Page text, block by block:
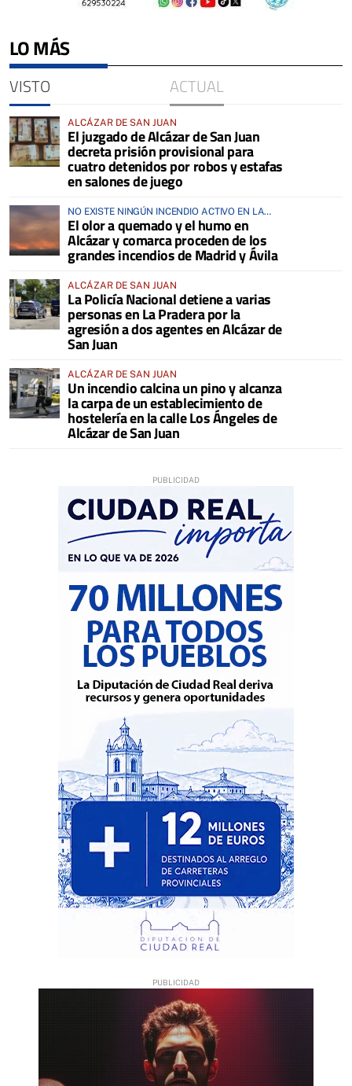
LO MÁS
VISTO ACTUAL
ALCÁZAR DE SAN JUAN
El juzgado de Alcázar de San Juan
decreta prisión provisional para
cuatro detenidos por robos y estafas
en salones de juego
NO EXISTE NINGÚN INCENDIO ACTIVO EN LA
COMARCA
El olor a quemado y el humo en
Alcázar y comarca proceden de los
grandes incendios de Madrid y Ávila
ALCÁZAR DE SAN JUAN
La Policía Nacional detiene a varias
personas en La Pradera por la
agresión a dos agentes en Alcázar de
San Juan
ALCÁZAR DE SAN JUAN
Un incendio calcina un pino y alcanza
la carpa de un establecimiento de
hostelería en la calle Los Ángeles de
Alcázar de San Juan